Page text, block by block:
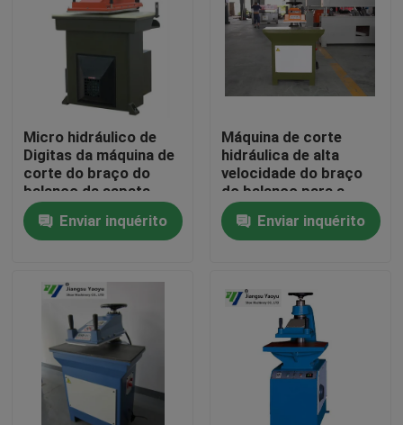
Sobre nós
Excursão da fábrica
Controle da qualidade
Contacte-nos
Peça umas citações
Máquina cortando hidráulica
Máquina cortando da imprensa hidráulica
Máquina de corte hidráulica do braço do balanço
Micro hidráulico de
Digitas da máquina de
corte do braço do
balanço da sapata
único - dispositivo de
ajusteEnviar inquérito
Máquina de corte
hidráulica de alta
velocidade do braço
do balanço para a
fatura da luva de
couroEnviar inquérito